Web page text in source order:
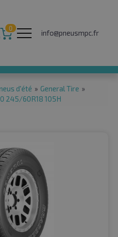
0
info@pneusmpc.fr
d'été » General Tire »
245/60R18 105H